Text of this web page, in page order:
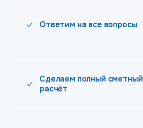
Ответим на все вопросы
Сделаем полный сметный
расчёт